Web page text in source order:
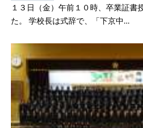
１３日（金）午前１０時、卒業証書
た。 学校長は式辞で、「下京中...